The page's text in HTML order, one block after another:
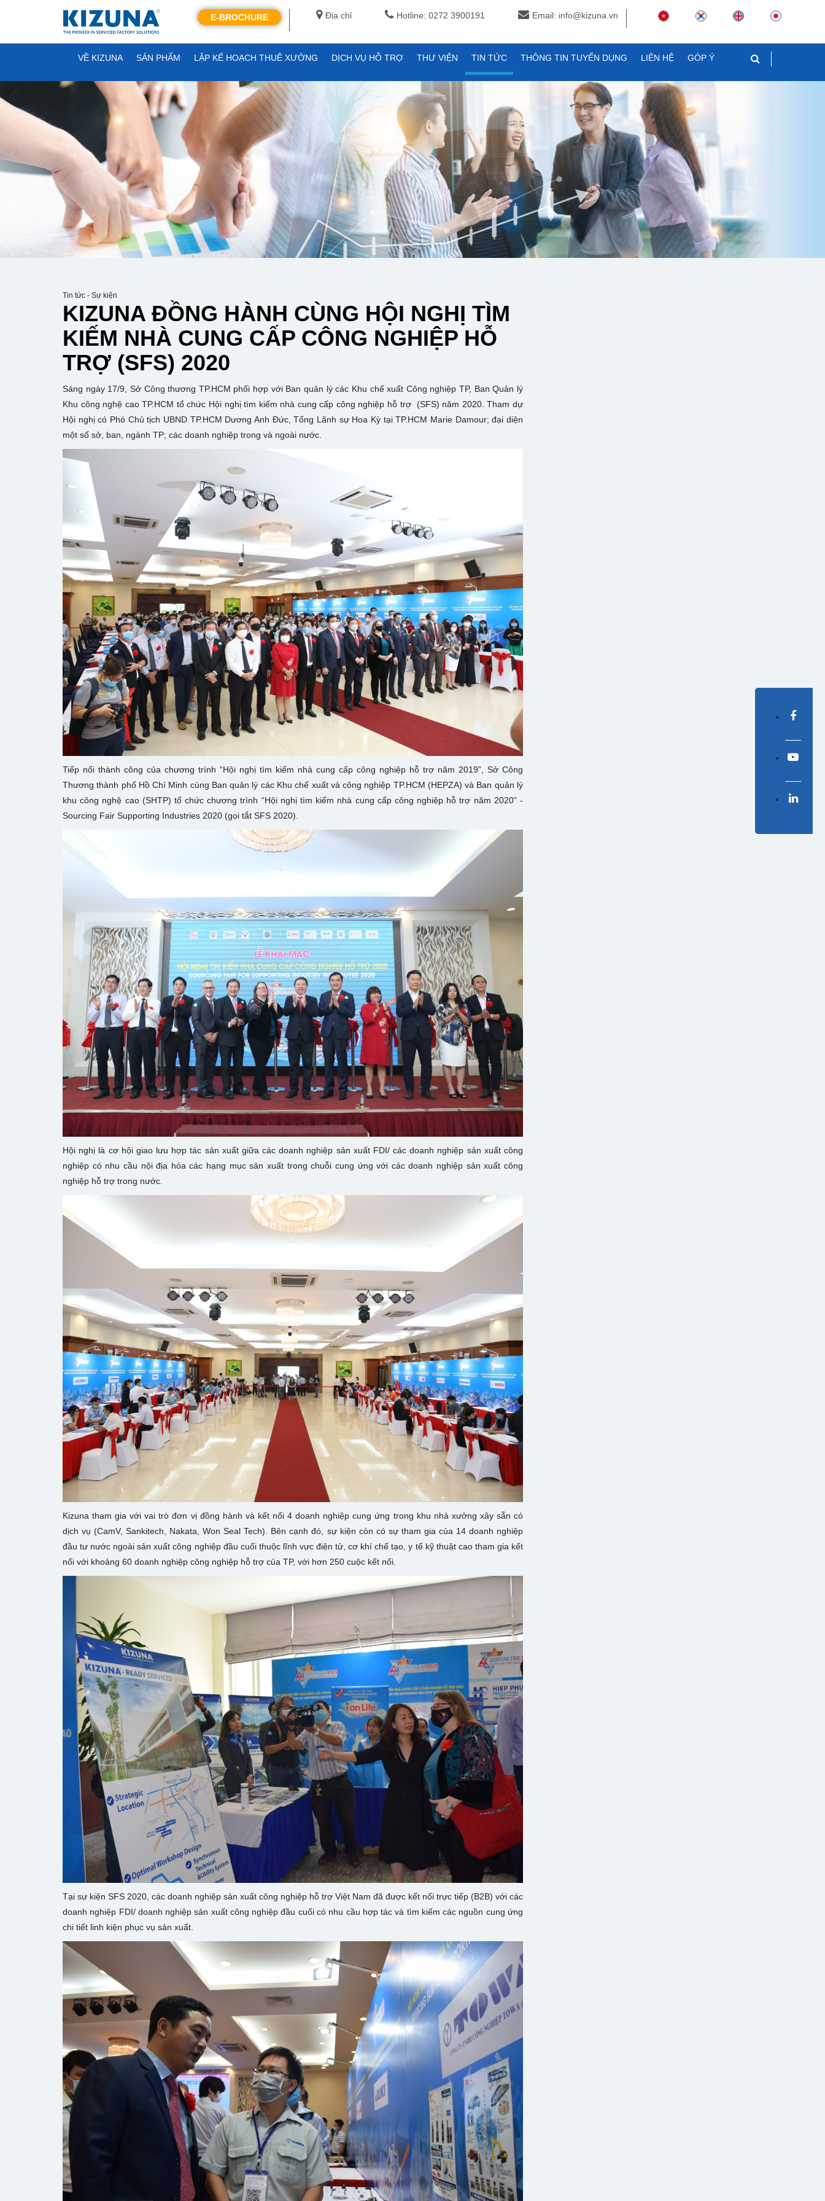
Địa chỉ Hotline: 0272 3900191 Email: info@kizuna.vn
E-BROCHURE
VỀ KIZUNA SẢN PHẨM LẬP KẾ HOẠCH THUÊ XƯỞNG DỊCH VỤ HỖ TRỢ THƯ VIỆN TIN TỨC THÔNG TIN TUYỂN DỤNG LIÊN HỆ GÓP Ý
Tin tức - Sự kiện
KIZUNA ĐỒNG HÀNH CÙNG HỘI NGHỊ TÌM
KIẾM NHÀ CUNG CẤP CÔNG NGHIỆP HỖ
TRỢ (SFS) 2020
Sáng ngày 17/9, Sở Công thương TP.HCM phối hợp với Ban quản lý các Khu chế xuất Công nghiệp TP, Ban Quản lý
Khu công nghệ cao TP.HCM tổ chức Hội nghị tìm kiếm nhà cung cấp công nghiệp hỗ trợ (SFS) năm 2020. Tham dự
Hội nghị có Phó Chủ tịch UBND TP.HCM Dương Anh Đức, Tổng Lãnh sự Hoa Kỳ tại TP.HCM Marie Damour; đại diện
một số sở, ban, ngành TP; các doanh nghiệp trong và ngoài nước.
Tiếp nối thành công của chương trình “Hội nghị tìm kiếm nhà cung cấp công nghiệp hỗ trợ năm 2019”, Sở Công
Thương thành phố Hồ Chí Minh cùng Ban quản lý các Khu chế xuất và công nghiệp TP.HCM (HEPZA) và Ban quản lý
khu công nghệ cao (SHTP) tổ chức chương trình “Hội nghị tìm kiếm nhà cung cấp công nghiệp hỗ trợ năm 2020” -
Sourcing Fair Supporting Industries 2020 (gọi tắt SFS 2020).
Hội nghị là cơ hội giao lưu hợp tác sản xuất giữa các doanh nghiệp sản xuất FDI/ các doanh nghiệp sản xuất công
nghiệp có nhu cầu nội địa hóa các hạng mục sản xuất trong chuỗi cung ứng với các doanh nghiệp sản xuất công
nghiệp hỗ trợ trong nước.
Kizuna tham gia với vai trò đơn vị đồng hành và kết nối 4 doanh nghiệp cung ứng trong khu nhà xưởng xây sẵn có
dịch vụ (CamV, Sankitech, Nakata, Won Seal Tech). Bên cạnh đó, sự kiện còn có sự tham gia của 14 doanh nghiệp
đầu tư nước ngoài sản xuất công nghiệp đầu cuối thuộc lĩnh vực điện tử, cơ khí chế tạo, y tế kỹ thuật cao tham gia kết
nối với khoảng 60 doanh nghiệp công nghiệp hỗ trợ của TP, với hơn 250 cuộc kết nối.
Tại sự kiện SFS 2020, các doanh nghiệp sản xuất công nghiệp hỗ trợ Việt Nam đã được kết nối trực tiếp (B2B) với các
doanh nghiệp FDI/ doanh nghiệp sản xuất công nghiệp đầu cuối có nhu cầu hợp tác và tìm kiếm các nguồn cung ứng
chi tiết linh kiện phục vụ sản xuất.